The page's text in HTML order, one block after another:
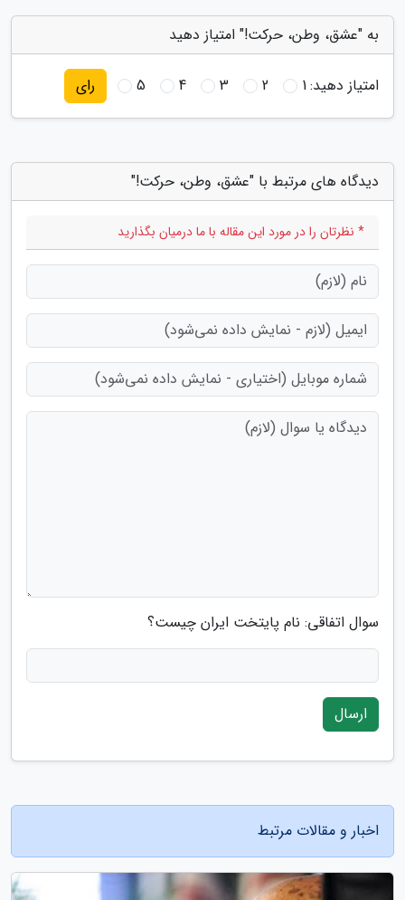
به "عشق، وطن، حرکت!" امتیاز دهید
امتیاز دهید:1
2
3
4
5 رای
دیدگاه های مرتبط با "عشق، وطن، حرکت!"
* نظرتان را در مورد این مقاله با ما درمیان بگذارید
سوال اتفاقی: نام پایتخت ایران چیست؟
ارسال
اخبار و مقالات مرتبط